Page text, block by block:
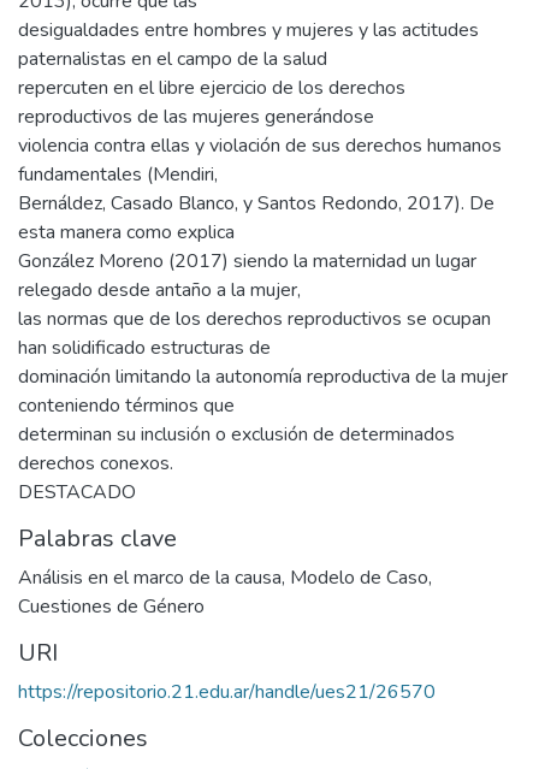
desigualdades entre hombres y mujeres y las actitudes
paternalistas en el campo de la salud
repercuten en el libre ejercicio de los derechos
reproductivos de las mujeres generándose
violencia contra ellas y violación de sus derechos humanos
fundamentales (Mendiri,
Bernáldez, Casado Blanco, y Santos Redondo, 2017). De
esta manera como explica
González Moreno (2017) siendo la maternidad un lugar
relegado desde antaño a la mujer,
las normas que de los derechos reproductivos se ocupan
han solidificado estructuras de
dominación limitando la autonomía reproductiva de la mujer
conteniendo términos que
determinan su inclusión o exclusión de determinados
derechos conexos.
DESTACADO
Palabras clave
Análisis en el marco de la causa, Modelo de Caso,
Cuestiones de Género
URI
https://repositorio.21.edu.ar/handle/ues21/26570
Colecciones